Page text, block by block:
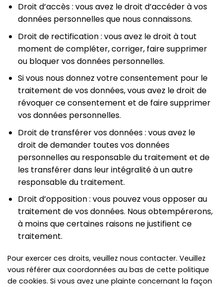
Droit d’accès : vous avez le droit d’accéder à vos
données personnelles que nous connaissons.
Droit de rectification : vous avez le droit à tout
moment de compléter, corriger, faire supprimer
ou bloquer vos données personnelles.
Si vous nous donnez votre consentement pour le
traitement de vos données, vous avez le droit de
révoquer ce consentement et de faire supprimer
vos données personnelles.
Droit de transférer vos données : vous avez le
droit de demander toutes vos données
personnelles au responsable du traitement et de
les transférer dans leur intégralité à un autre
responsable du traitement.
Droit d’opposition : vous pouvez vous opposer au
traitement de vos données. Nous obtempérerons,
à moins que certaines raisons ne justifient ce
traitement.
Pour exercer ces droits, veuillez nous contacter. Veuillez
vous référer aux coordonnées au bas de cette politique
de cookies. Si vous avez une plainte concernant la façon